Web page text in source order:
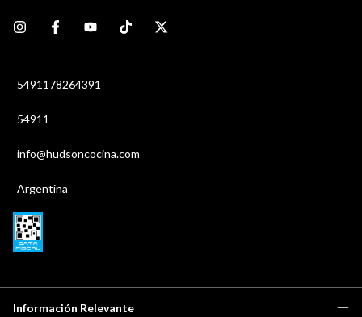
5491178264391
54911
info@hudsoncocina.com
Argentina
Información Relevante